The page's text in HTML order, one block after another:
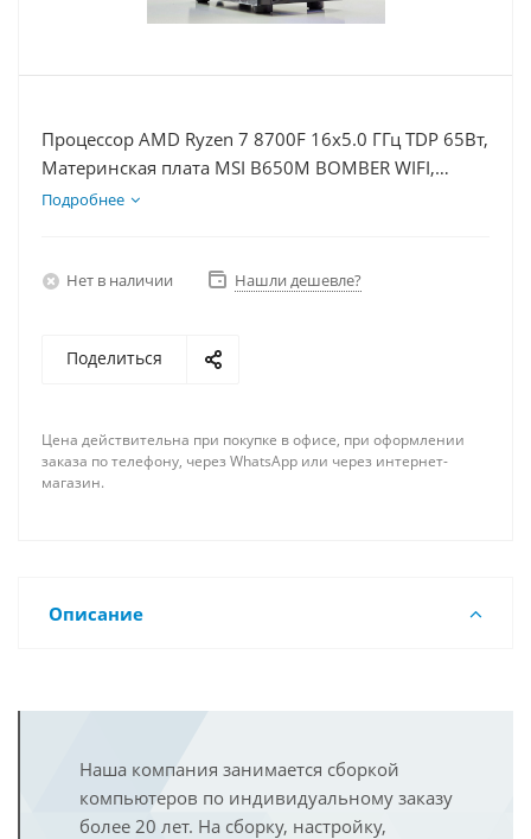
Процессор AMD Ryzen 7 8700F 16x5.0 ГГц TDP 65Вт,
Материнская плата MSI B650M BOMBER WIFI,
Видеокарта RTX 5080 16Гб, Память DDR5 16Gb,
Подробнее
Нет в наличии Нашли дешевле?
Поделиться
Цена действительна при покупке в офисе, при оформлении
заказа по телефону, через WhatsApp или через интернет-
магазин.
Описание
Наша компания занимается сборкой
компьютеров по индивидуальному заказу
более 20 лет. На сборку, настройку,